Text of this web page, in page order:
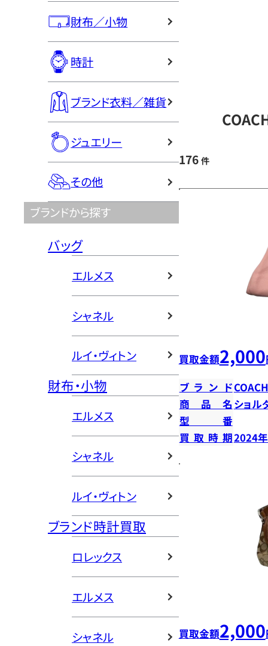
財布／小物
時計
ブランド衣料／雑貨
ジュエリー
その他
ブランドから探す
バッグ
エルメス
シャネル
ルイ・ヴィトン
財布・小物
エルメス
シャネル
ルイ・ヴィトン
ブランド時計買取
ロレックス
エルメス
シャネル
176 件
買取金額2,000
ブランドCOACH
商品名 ショル
型番
買取時期2024
買取金額2,000